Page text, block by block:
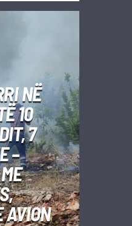
NË
10
7
–
AVION